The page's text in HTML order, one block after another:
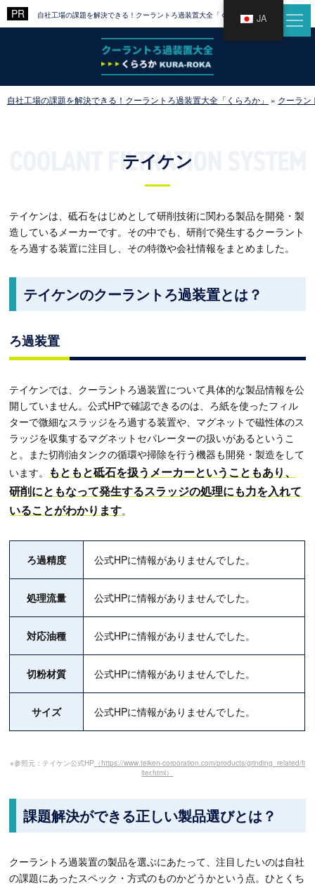
自社工場の課題を解決できる！クーラントろ過装置大全「くらろか」
自社工場の課題を解決できる！クーラントろ過装置大全「くらろか」 » クーラン
テイケン
テイケンは、砥石をはじめとして研削技術に関わる製品を開発・製
造しているメーカーです。その中でも、研削で発生するクーラント
をろ過する装置に注目し、その特徴や会社情報をまとめました。
テイケンのクーラントろ過装置とは？
ろ過装置
テイケンでは、クーラントろ過装置について具体的な製品情報を公
開していません。公式HPで確認できるのは、ろ紙を使ったフィル
ターで微細なスラッジをろ過する装置や、マグネットで磁性体のス
ラッジを収集するマグネットセパレーターの扱いがあるというこ
と。また切削油タンクの循環や掃除を行う機器も開発・製造をして
います。 もともと砥石を扱うメーカーということもあり、
研削にともなって発生するスラッジの処理にも力を入れて
いることがわかります。
ろ過精度 公式HPに情報がありませんでした。
処理流量 公式HPに情報がありませんでした。
対応油種 公式HPに情報がありませんでした。
切粉材質 公式HPに情報がありませんでした。
サイズ 公式HPに情報がありませんでした。
※参照元：テイケン公式HP （https://www.teiken-corporation.com/products/grinding_related/fi
lter.html）
課題解決ができる正しい製品選びとは？
クーラントろ過装置の製品を選ぶにあたって、注目したいのは自社
の課題にあったスペック・方式のものかどうかという点。ひとくち
JA